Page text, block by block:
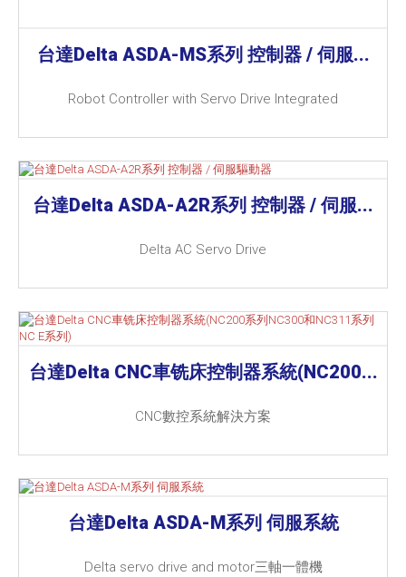
台達Delta ASDA-MS系列 控制器 / 伺服...
Robot Controller with Servo Drive Integrated
台達Delta ASDA-A2R系列 控制器 / 伺服...
Delta AC Servo Drive
台達Delta CNC車铣床控制器系統(NC200...
CNC數控系統解決方案
台達Delta ASDA-M系列 伺服系統
Delta servo drive and motor三軸一體機